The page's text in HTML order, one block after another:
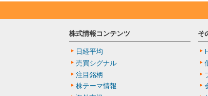
株式情報コンテンツ
日経平均
売買シグナル
注目銘柄
株テーマ情報
そ